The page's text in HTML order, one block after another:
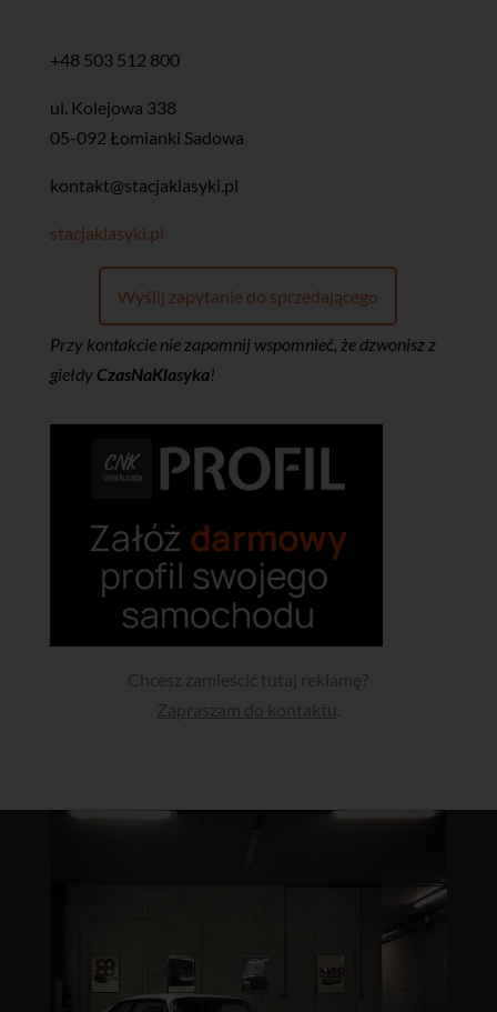
+48 503 512 800
ul. Kolejowa 338
05-092 Łomianki Sadowa
kontakt@stacjaklasyki.pl
stacjaklasyki.pl
Wyślij zapytanie do sprzedającego
Przy kontakcie nie zapomnij wspomnieć, że dzwonisz z
giełdy CzasNaKlasyka!
Chcesz zamieścić tutaj reklamę?
Zapraszam do kontaktu